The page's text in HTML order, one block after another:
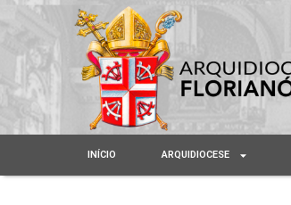
INÍCIO ARQUIDIOCESE